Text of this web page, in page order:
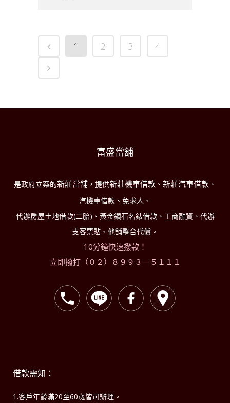
1 2 3 4
富盛當舖
是政府立案的新莊當舖 ，提供新莊機車借款 、 新莊汽車借款 、
汽機車借款、免求人、
代辦房屋土地借款(二胎)、黃金鑽石名錶借款、工商融資、代辦
支客票貼、他舖整合代償。
10分鐘快速撥款！
立即撥打（０２）８９９３－５１１１
借款需知：
1.客戶年齡滿20至60歲皆可辦理。